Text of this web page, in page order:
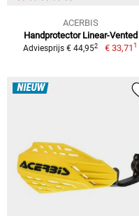
ACERBIS
Handprotector Linear-Vented
Adviesprijs € 44,952 € 33,711
NIEUW